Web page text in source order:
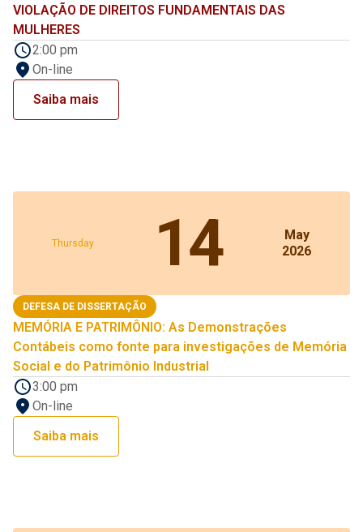
VIOLAÇÃO DE DIREITOS FUNDAMENTAIS DAS
MULHERES
2:00 pm
On-line
Saiba mais
Thursday 14
May
2026
DEFESA DE DISSERTAÇÃO
MEMÓRIA E PATRIMÔNIO: As Demonstrações
Contábeis como fonte para investigações de Memória
Social e do Patrimônio Industrial
3:00 pm
On-line
Saiba mais